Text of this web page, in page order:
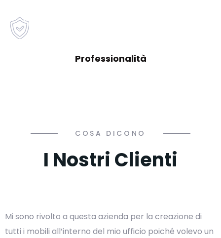
Professionalità
COSA DICONO
I Nostri Clienti
Mi sono rivolto a questa azienda per la creazione di
tutti i mobili all’interno del mio ufficio poiché volevo un